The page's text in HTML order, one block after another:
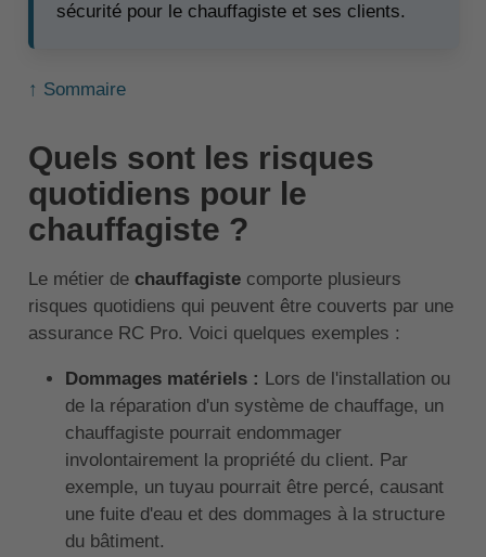
sécurité pour le chauffagiste et ses clients.
↑ Sommaire
Quels sont les risques
quotidiens pour le
chauffagiste ?
Le métier de chauffagiste comporte plusieurs
risques quotidiens qui peuvent être couverts par une
assurance RC Pro. Voici quelques exemples :
Dommages matériels : Lors de l'installation ou
de la réparation d'un système de chauffage, un
chauffagiste pourrait endommager
involontairement la propriété du client. Par
exemple, un tuyau pourrait être percé, causant
une fuite d'eau et des dommages à la structure
du bâtiment.